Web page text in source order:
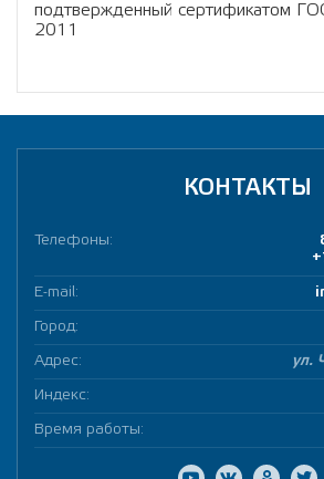
подтвержденный сертификатом
2011
КОНТАКТЫ
Телефоны:
E-mail:
Город:
Адрес: ул.
Индекс:
Время работы: